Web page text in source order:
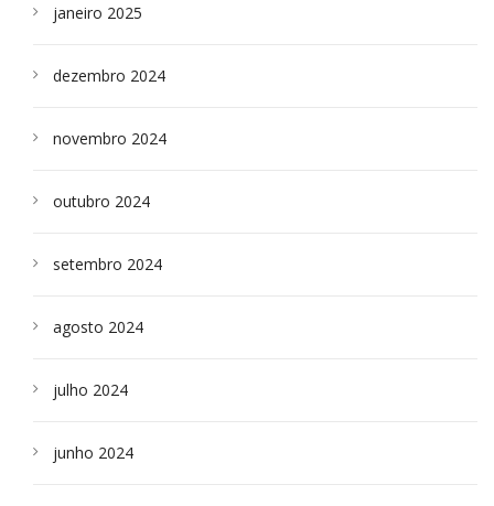
janeiro 2025
dezembro 2024
novembro 2024
outubro 2024
setembro 2024
agosto 2024
julho 2024
junho 2024